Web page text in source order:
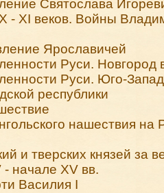
Святослава
- XI веков. Войны
Ярославичей
Руси. Новгород
Руси. Юго-
республики
нашествия на
и тверских князей за
- начале XV вв.
Василия I